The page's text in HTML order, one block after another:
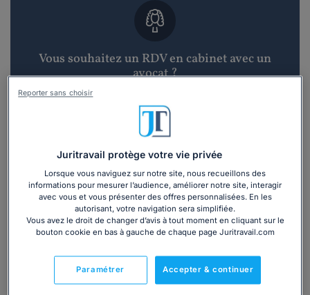
Vous souhaitez un RDV en cabinet avec un
avocat ?
Recevoir des devis d'avocats
3 devis en 48h
Vous souhaitez une consultation par
Consulter immédiatement
Juritravail protège votre vie privée
Lorsque vous naviguez sur notre site, nous recueillons des
informations pour mesurer l’audience, améliorer notre site, interagir
avec vous et vous présenter des offres personnalisées. En les
autorisant, votre navigation sera simplifiée.
Vous avez le droit de changer d’avis à tout moment en cliquant sur le
bouton cookie en bas à gauche de chaque page Juritravail.com
Accepter & continuer
Paramétrer
Reporter sans choisir